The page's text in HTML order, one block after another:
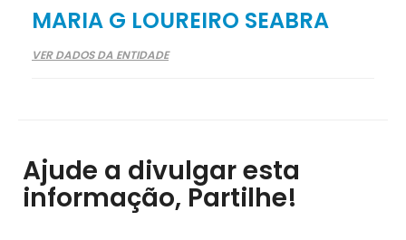
MARIA G LOUREIRO SEABRA
VER DADOS DA ENTIDADE
Ajude a divulgar esta
informação, Partilhe!